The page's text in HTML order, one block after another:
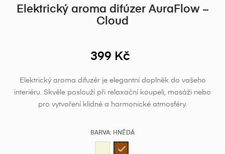
Elektrický aroma difúzer AuraFlow –
Cloud
399 Kč
Elektrický aroma difuzér je elegantní doplněk do vašeho
interiéru. Skvěle poslouží při relaxační koupeli, masáži nebo
pro vytvoření klidné a harmonické atmosféry.
BARVA: HNĚDÁ
Přírodní